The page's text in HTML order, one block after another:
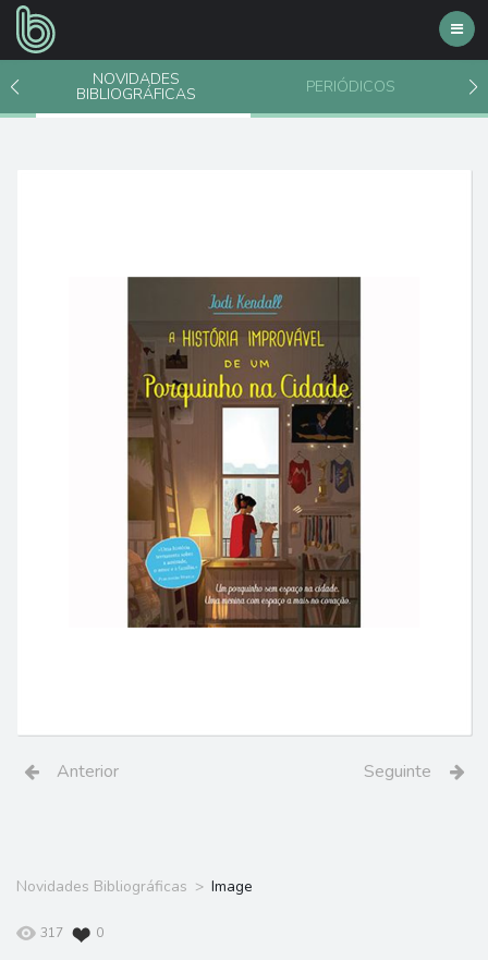
NOVIDADES
BIBLIOGRÁFICAS PERIÓDICOS
Anterior Seguinte
Novidades Bibliográficas Image
317 0